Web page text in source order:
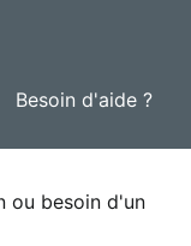
Besoin d'aide ?
ou besoin d'un